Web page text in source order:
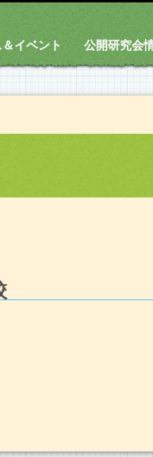
イベント 公開研究会